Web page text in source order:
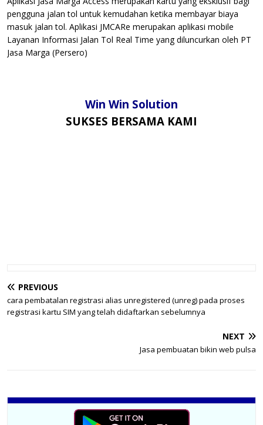
pengguna jalan tol untuk kemudahan ketika membayar biaya
masuk jalan tol. Aplikasi JMCARe merupakan aplikasi mobile
Layanan Informasi Jalan Tol Real Time yang diluncurkan oleh PT
Jasa Marga (Persero)
Win Win Solution
SUKSES BERSAMA KAMI
PREVIOUS
cara pembatalan registrasi alias unregistered (unreg) pada proses
registrasi kartu SIM yang telah didaftarkan sebelumnya
NEXT
Jasa pembuatan bikin web pulsa